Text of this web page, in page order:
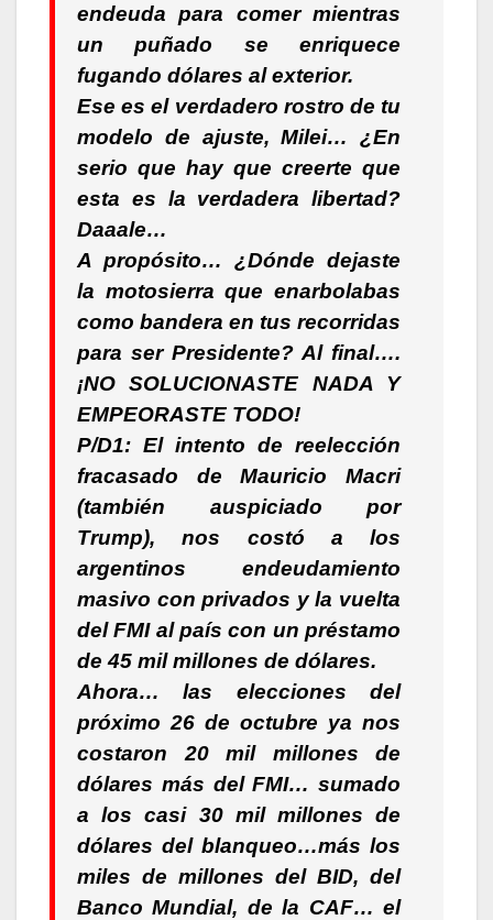
endeuda para comer mientras
un puñado se enriquece
fugando dólares al exterior.
Ese es el verdadero rostro de tu
modelo de ajuste, Milei… ¿En
serio que hay que creerte que
esta es la verdadera libertad?
Daaale…
A propósito… ¿Dónde dejaste
la motosierra que enarbolabas
como bandera en tus recorridas
para ser Presidente? Al final….
¡NO SOLUCIONASTE NADA Y
EMPEORASTE TODO!
P/D1: El intento de reelección
fracasado de Mauricio Macri
(también auspiciado por
Trump), nos costó a los
argentinos endeudamiento
masivo con privados y la vuelta
del FMI al país con un préstamo
de 45 mil millones de dólares.
Ahora… las elecciones del
próximo 26 de octubre ya nos
costaron 20 mil millones de
dólares más del FMI… sumado
a los casi 30 mil millones de
dólares del blanqueo…más los
miles de millones del BID, del
Banco Mundial, de la CAF… el